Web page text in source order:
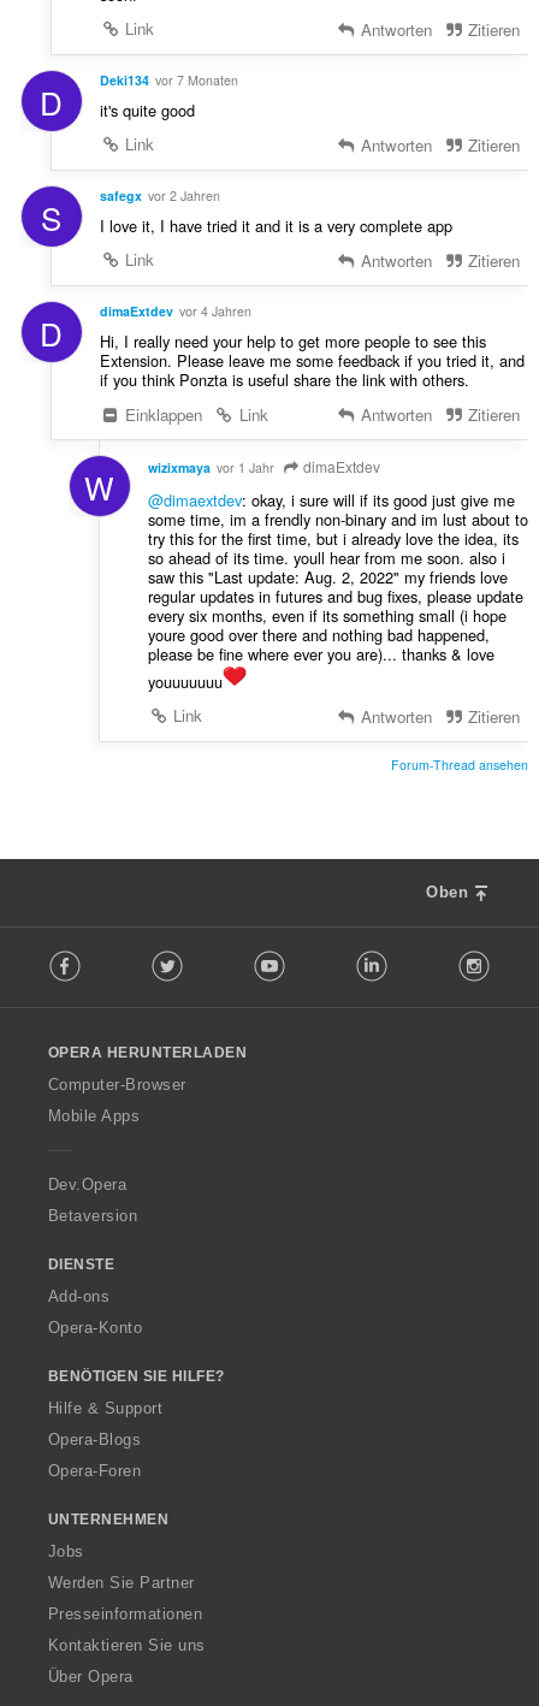
Link
Antworten Zitieren
D Deki134 vor 7 Monaten
it's quite good
Link
Antworten Zitieren
S safegx vor 2 Jahren
I love it, I have tried it and it is a very complete app
Link
Antworten Zitieren
D dimaExtdev vor 4 Jahren
Hi, I really need your help to get more people to see this
Extension. Please leave me some feedback if you tried it, and
if you think Ponzta is useful share the link with others.
Einklappen
Link Antworten Zitieren
W wizixmaya vor 1 Jahr dimaExtdev
@dimaextdev: okay, i sure will if its good just give me
some time, im a frendly non-binary and im lust about to
try this for the first time, but i already love the idea, its
so ahead of its time. youll hear from me soon. also i
saw this "Last update: Aug. 2, 2022" my friends love
regular updates in futures and bug fixes, please update
every six months, even if its something small (i hope
youre good over there and nothing bad happened,
please be fine where ever you are)... thanks & love
youuuuuuu
Link
Antworten Zitieren
Forum-Thread ansehen
Oben
o
w
O
p
a
Facebook Twitter Youtube LinkedIn
OPERA HERUNTERLADEN
Computer-Browser
Mobile Apps
Dev.Opera
Betaversion
DIENSTE
Add-ons
Opera-Konto
BENÖTIGEN SIE HILFE?
Hilfe & Support
Opera-Blogs
Opera-Foren
UNTERNEHMEN
Jobs
Werden Sie Partner
Presseinformationen
Kontaktieren Sie uns
Über Opera